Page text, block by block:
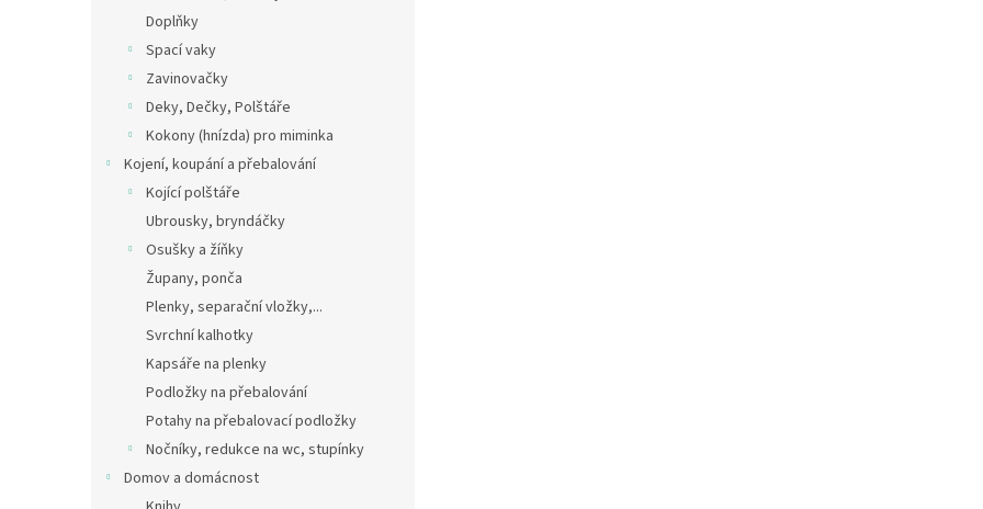
Doplňky
Spací vaky
Zavinovačky
Deky, Dečky, Polštáře
Kokony (hnízda) pro miminka
Kojení, koupání a přebalování
Kojící polštáře
Ubrousky, bryndáčky
Osušky a žíňky
Župany, ponča
Plenky, separační vložky,...
Svrchní kalhotky
Kapsáře na plenky
Podložky na přebalování
Potahy na přebalovací podložky
Nočníky, redukce na wc, stupínky
Domov a domácnost